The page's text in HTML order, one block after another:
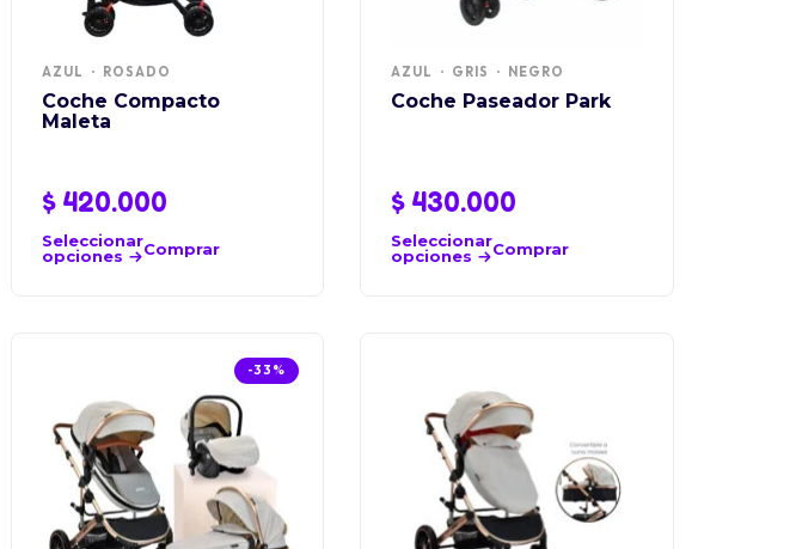
AZUL ROSADO
Coche Compacto
Maleta
$420.000
Seleccionar
opciones
Comprar
AZUL GRIS NEGRO
Coche Paseador Park
$ 430.000
Seleccionar
opciones
Comprar
-33%